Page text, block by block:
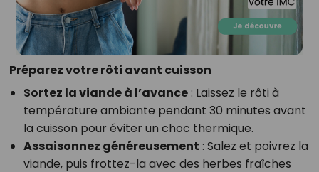
Préparez votre rôti avant cuisson
Sortez la viande à l’avance: Laissez le rôti à
température ambiante pendant 30 minutes avant
la cuisson pour éviter un choc thermique.
Assaisonnez généreusement : Salez et poivrez la
viande, puis frottez-la avec des herbes fraîches